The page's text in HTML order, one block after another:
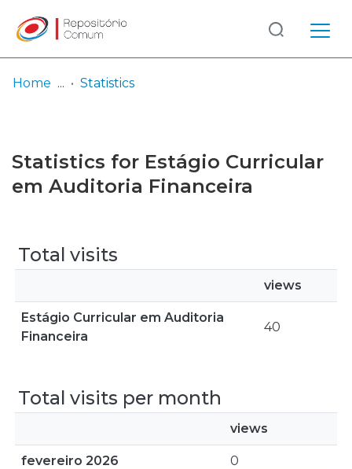
Browse repository
Log
In
(current)
Home Statistics
Statistics for Estágio Curricular
em Auditoria Financeira
Total visits
views
Estágio Curricular em Auditoria
Financeira
40
Total visits per month
views
fevereiro 2026 0